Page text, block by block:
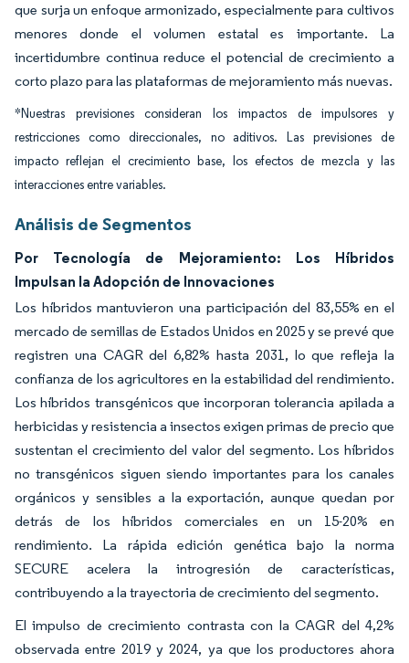
que surja un enfoque armonizado, especialmente para cultivos
menores donde el volumen estatal es importante. La
incertidumbre continua reduce el potencial de crecimiento a
corto plazo para las plataformas de mejoramiento más nuevas.
*Nuestras previsiones consideran los impactos de impulsores y
restricciones como direccionales, no aditivos. Las previsiones de
impacto reflejan el crecimiento base, los efectos de mezcla y las
interacciones entre variables.
Análisis de Segmentos
Por Tecnología de Mejoramiento: Los Híbridos
Impulsan la Adopción de Innovaciones
Los híbridos mantuvieron una participación del 83,55% en el
mercado de semillas de Estados Unidos en 2025 y se prevé que
registren una CAGR del 6,82% hasta 2031, lo que refleja la
confianza de los agricultores en la estabilidad del rendimiento.
Los híbridos transgénicos que incorporan tolerancia apilada a
herbicidas y resistencia a insectos exigen primas de precio que
sustentan el crecimiento del valor del segmento. Los híbridos
no transgénicos siguen siendo importantes para los canales
orgánicos y sensibles a la exportación, aunque quedan por
detrás de los híbridos comerciales en un 15-20% en
rendimiento. La rápida edición genética bajo la norma
SECURE acelera la introgresión de características,
contribuyendo a la trayectoria de crecimiento del segmento.
El impulso de crecimiento contrasta con la CAGR del 4,2%
observada entre 2019 y 2024, ya que los productores ahora